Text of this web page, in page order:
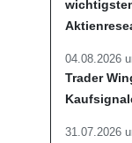
04.08.2026
Trader
31.07.2026